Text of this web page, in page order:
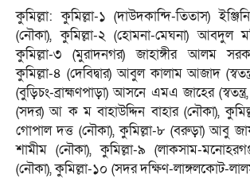
কুমিল্লা: কুমিল্লা-১ (দাউদকান্দি-তিতাস)
(নৌকা), কুমিল্লা-২ (হোমনা-মেঘনা) আবদুল
কুমিল্লা-৩ (মুরাদনগর) জাহাঙ্গীর আলম
কুমিল্লা-৪ (দেবিদ্বার) আবুল কালাম আজাদ
(বুড়িচং-ব্রাহ্মণপাড়া) আসনে এমএ জাহের
(সদর) আ ক ম বাহাউদ্দিন বাহার (নৌকা),
গোপাল দত্ত (নৌকা), কুমিল্লা-৮ (বরুড়া) আবু
শামীম (নৌকা), কুমিল্লা-৯ (লাকসাম-
(নৌকা), কুমিল্লা-১০ (সদর দক্ষিণ-লাঙ্গলকোট-